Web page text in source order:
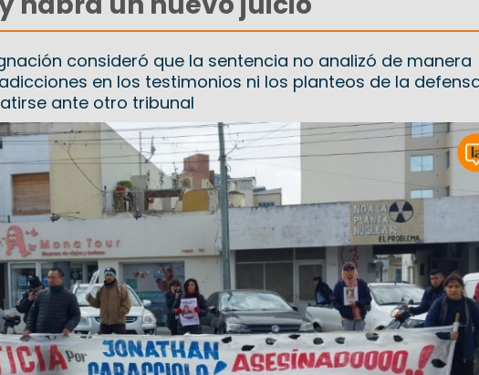
consideró que la sentencia no analizó de manera
en los testimonios ni los planteos de la
ante otro tribunal